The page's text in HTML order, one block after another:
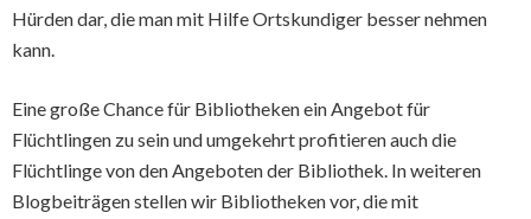
Hürden dar, die man mit Hilfe Ortskundiger besser nehmen
kann.
Eine große Chance für Bibliotheken ein Angebot für
Flüchtlingen zu sein und umgekehrt profitieren auch die
Flüchtlinge von den Angeboten der Bibliothek. In weiteren
Blogbeiträgen stellen wir Bibliotheken vor, die mit